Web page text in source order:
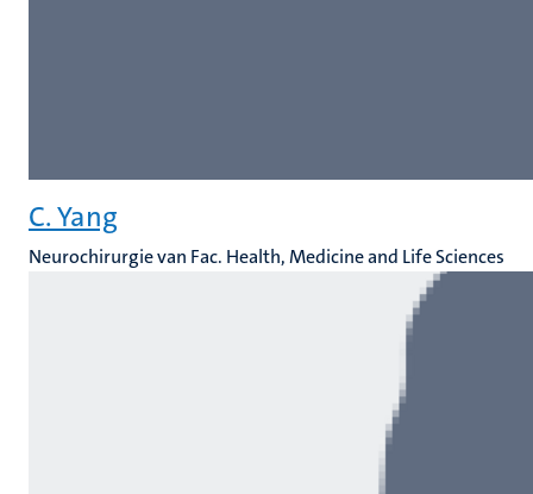
C. Yang
Neurochirurgie van Fac. Health, Medicine and Life Sciences